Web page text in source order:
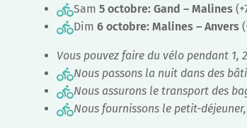
Sam5 octobre: Gand – Malines
Dim6 octobre: Malines – Anvers
Vous pouvez faire du vélo pendant 1,
Nous passons la nuit dans des
Nous assurons le transport des
Nous fournissons le petit-